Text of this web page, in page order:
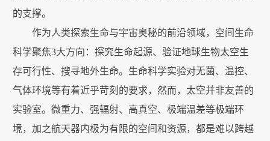
的支撑。
作为人类探索生命与宇宙奥秘的前沿领域，空间生命
科学聚焦3大方向：探究生命起源、验证地球生物太空生
存可行性、搜寻地外生命。生命科学实验对无菌、温控、
气体环境等有着近乎苛刻的要求，然而，太空并非友善的
实验室。微重力、强辐射、高真空、极端温差等极端环
境，加之航天器内极为有限的空间和资源，都是难以跨越